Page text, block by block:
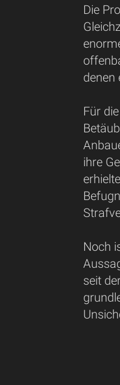
Die
denen
Für
ihre
Noch
seit